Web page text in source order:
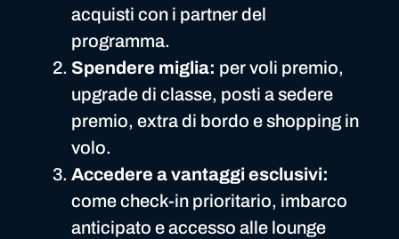
acquisti con i partner del
programma.
Spendere miglia: per voli premio,
upgrade di classe, posti a sedere
premio, extra di bordo e shopping in
volo.
Accedere a vantaggi esclusivi:
come check-in prioritario, imbarco
anticipato e accesso alle lounge